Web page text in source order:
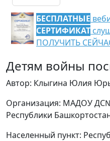
БЕСПЛАТНЫЕ
СЕРТИФИКАТ
ПОЛУЧИТЬ
Детям войны
Автор: Клыгина Юлия
Организация: МАДОУ
Республики
Населенный пункт: